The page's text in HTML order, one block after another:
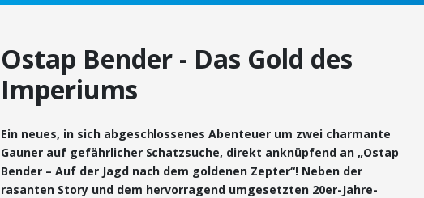
Ostap Bender - Das Gold des
Imperiums
Ein neues, in sich abgeschlossenes Abenteuer um zwei charmante
Gauner auf gefährlicher Schatzsuche, direkt anknüpfend an „Ostap
Bender – Auf der Jagd nach dem goldenen Zepter“! Neben der
rasanten Story und dem hervorragend umgesetzten 20er-Jahre-